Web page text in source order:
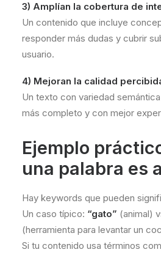
3) Amplían la cobertura de
Un contenido que incluye
responder más dudas y cubrir
usuario.
4) Mejoran la calidad
Un texto con variedad
más completo y con mejor
Ejemplo
una palabra es
Hay keywords que pueden
Un caso típico: “gato” (animal)
(herramienta para levantar un
Si tu contenido usa términos